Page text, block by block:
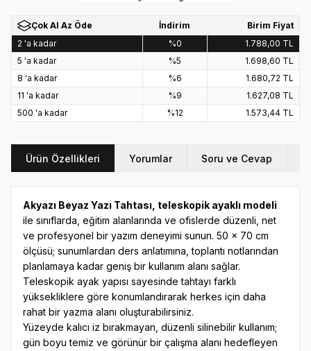
Çok Al Az Öde İndirim
Birim Fiyat
2 'a kadar
%0 1.788,00 TL
5 'a kadar
%5 1.698,60 TL
8 'a kadar
%6 1.680,72 TL
11 'a kadar
%9 1.627,08 TL
500 'a kadar
%12 1.573,44 TL
Ürün Özellikleri Yorumlar Soru ve Cevap
Akyazı Beyaz Yazı Tahtası, teleskopik ayaklı modeli
ile sınıflarda, eğitim alanlarında ve ofislerde düzenli, net
ve profesyonel bir yazım deneyimi sunun. 50 x 70 cm
ölçüsü; sunumlardan ders anlatımına, toplantı notlarından
planlamaya kadar geniş bir kullanım alanı sağlar.
Teleskopik ayak yapısı sayesinde tahtayı farklı
yüksekliklere göre konumlandırarak herkes için daha
rahat bir yazma alanı oluşturabilirsiniz.
Yüzeyde kalıcı iz bırakmayan, düzenli silinebilir kullanım;
gün boyu temiz ve görünür bir çalışma alanı hedefleyen